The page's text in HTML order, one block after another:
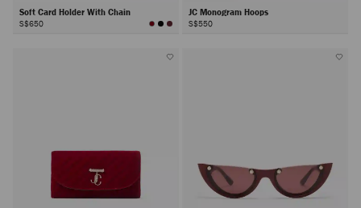
Soft Card Holder With Chain
S$650
JC Monogram Hoops
S$550